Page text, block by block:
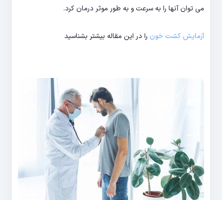
می توان آنها را به سرعت و به طور موثر درمان کرد.
آزمایش کشت خون را در این مقاله بیشتر بشناسید